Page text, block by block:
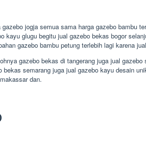
jogja semua sama harga gazebo bambu
glugu begitu jual gazebo bekas bogor
gazebo bambu petung terlebih lagi karena
gazebo bekas di tangerang juga jual
semarang juga jual gazebo kayu desain
dan.